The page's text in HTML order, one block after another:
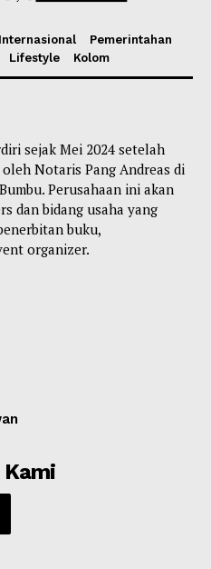
Internasional
Pemerintahan
Lifestyle Kolom
sejak Mei 2024 setelah
Notaris Pang Andreas di
Perusahaan ini akan
dan bidang usaha yang
buku,
organizer.